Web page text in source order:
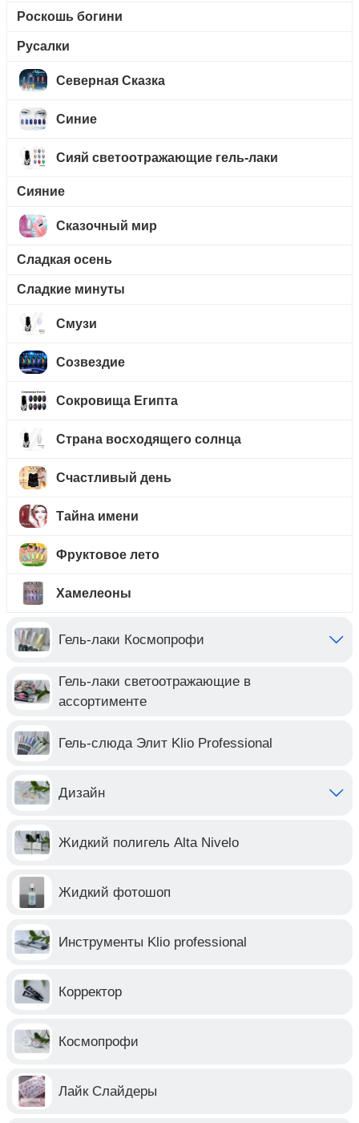
Роскошь богини
Русалки
Северная Сказка
Синие
Сияй светоотражающие гель-лаки
Сияние
Сказочный мир
Сладкая осень
Сладкие минуты
Смузи
Созвездие
Сокровища Египта
Страна восходящего солнца
Счастливый день
Тайна имени
Фруктовое лето
Хамелеоны
Гель-лаки Космопрофи
Гель-лаки светоотражающие в
ассортименте
Гель-слюда Элит Klio Professional
Дизайн
Жидкий полигель Alta Nivelo
Жидкий фотошоп
Инструменты Klio professional
Корректор
Космопрофи
Лайк Слайдеры